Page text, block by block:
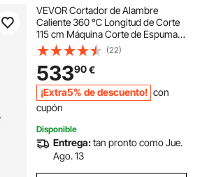
VEVOR Cortador de Alambre
Caliente 360 ℃ Longitud de Corte
115 cm Máquina Corte de Espuma
de Poliestireno con 4 + 2 Placas y
Soporte Marcado Láser 179 x 42 x
15 cm Mesa de Trabajo de Corte de
Espuma
(22)
53390€
¡Extra5% de descuento! con
cupón
Disponible
Entrega:tan pronto como Jue.
Ago. 13